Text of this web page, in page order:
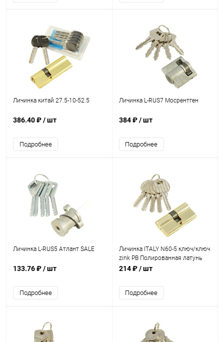
Личинка китай 27.5-10-52.5
386.40 ₽/ шт
Подробнее
Личинка L-RUS7 Мосрентген
384 ₽/ шт
Подробнее
Личинка L-RUS5 Атлант SALE
133.76 ₽/ шт
Подробнее
Личинка ITALY N60-5 ключ/ключ
zink PB Полированная латунь
SALE
214 ₽/ шт
Подробнее